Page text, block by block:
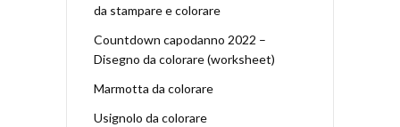
da stampare e colorare
Countdown capodanno 2022 –
Disegno da colorare (worksheet)
Marmotta da colorare
Usignolo da colorare